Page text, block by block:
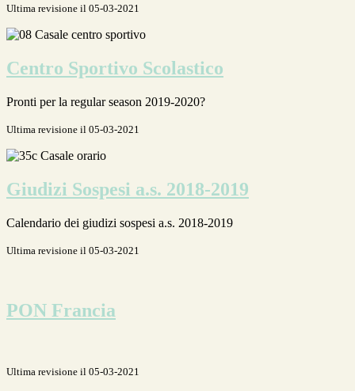
Ultima revisione il 05-03-2021
Centro Sportivo Scolastico
Pronti per la regular season 2019-2020?
Ultima revisione il 05-03-2021
Giudizi Sospesi a.s. 2018-2019
Calendario dei giudizi sospesi a.s. 2018-2019
Ultima revisione il 05-03-2021
PON Francia
Ultima revisione il 05-03-2021